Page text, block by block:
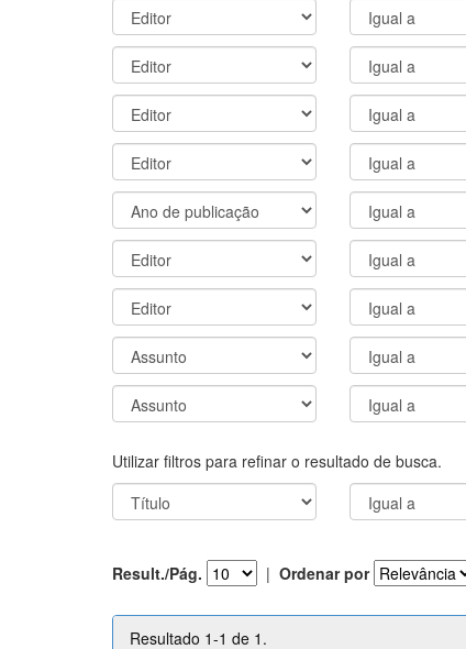
Utilizar filtros para refinar o resultado de busca.
Result./Pág. | Ordenar por
Resultado 1-1 de 1.